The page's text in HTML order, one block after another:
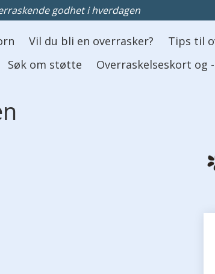
godhet i hverdagen
Vil du bli en overrasker? Tips til
Søk om støtte
Overraskelseskort og